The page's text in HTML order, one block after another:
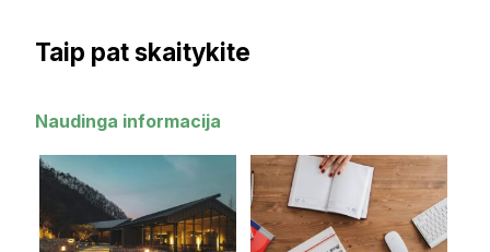
Taip pat skaitykite
Naudinga informacija